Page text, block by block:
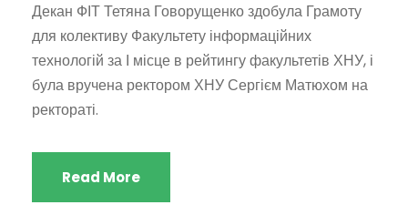
Декан ФІТ Тетяна Говорущенко здобула Грамоту
для колективу Факультету інформаційних
технологій за І місце в рейтингу факультетів ХНУ, і
була вручена ректором ХНУ Сергієм Матюхом на
ректораті.
Read More